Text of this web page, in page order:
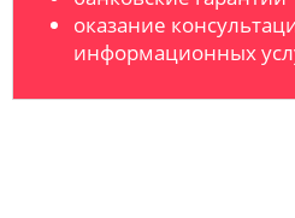
оказание
информационных